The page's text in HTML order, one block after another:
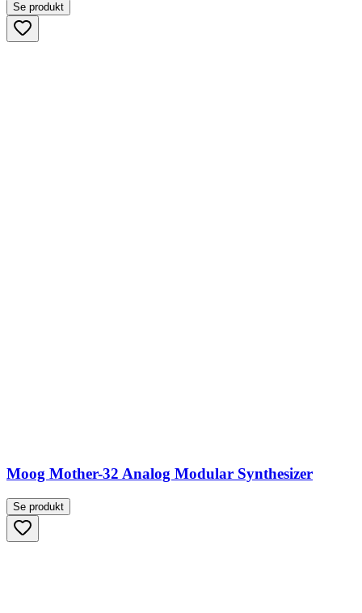
Se produkt
Moog Mother-32 Analog Modular Synthesizer
Se produkt